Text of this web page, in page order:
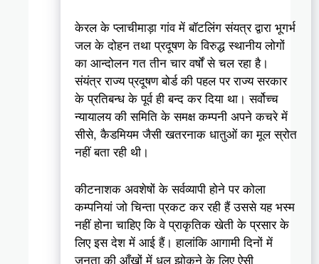
केरल के प्लाचीमाड़ा गांव में बॉटलिंग संयत्र द्वारा भूगर्भ
जल के दोहन तथा प्रदूषण के विरुद्ध स्थानीय लोगों
का आन्दोलन गत तीन चार वर्षों से चल रहा है।
संयंत्र राज्य प्रदूषण बोर्ड की पहल पर राज्य सरकार
के प्रतिबन्ध के पूर्व ही बन्द कर दिया था। सर्वोच्च
न्यायालय की समिति के समक्ष कम्पनी अपने कचरे में
सीसे, कैडमियम जैसी खतरनाक धातुओं का मूल स्रोत
नहीं बता रही थी।
कीटनाशक अवशेषों के सर्वव्यापी होने पर कोला
कम्पनियां जो चिन्ता प्रकट कर रही हैं उससे यह भस्म
नहीं होना चाहिए कि वे प्राकृतिक खेती के प्रसार के
लिए इस देश में आई हैं। हालांकि आगामी दिनों में
जनता की आँखों में धूल झोकने के लिए ऐसी